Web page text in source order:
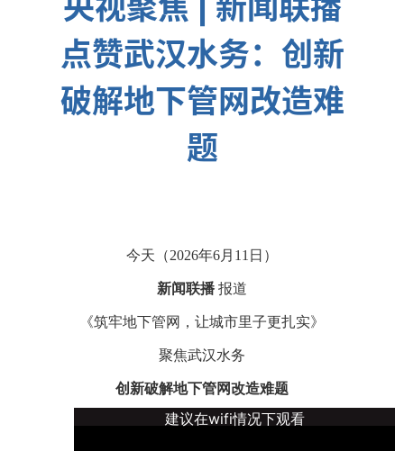
点赞武汉水务：创新
破解地下管网改造难
题
今天（2026年6月11日）
新闻联播 报道
《筑牢地下管网，让城市里子更扎实》
聚焦武汉水务
创新破解地下管网改造难题